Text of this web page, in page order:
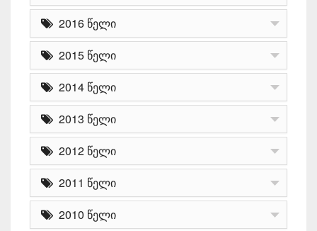
2016 წელი
2015 წელი
2014 წელი
2013 წელი
2012 წელი
2011 წელი
2010 წელი